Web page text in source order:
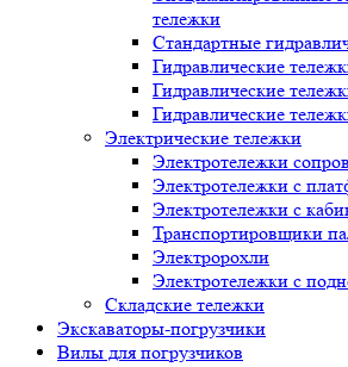
тележки
Стандартные
Гидравлические
Гидравлические
Гидравлические
Электрические тележки
Электротележки
Электротележки с
Электротележки с
Транспортировщики
Электророхли
Электротележки с
Складские тележки
Экскаваторы-погрузчики
Вилы для погрузчиков